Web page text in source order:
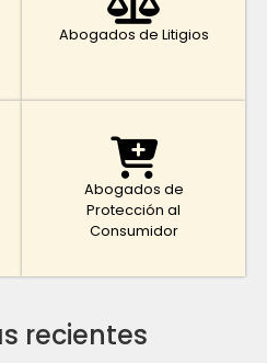
Abogados de Litigios
Abogados de
Protección al
Consumidor
recientes